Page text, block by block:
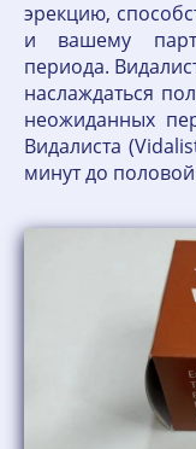
эрекцию,
и вашему
периода.
наслаждаться
неожиданных
Видалиста
минут до